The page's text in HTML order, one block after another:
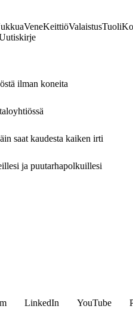
VeneKeittiöValaistusTuoli
ilman koneita
saat kaudesta kaiken irti
ja puutarhapolkuillesi
LinkedIn YouTube